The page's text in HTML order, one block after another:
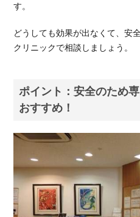
す。
どうしても効果が出なくて、安
クリニックで相談しましょう。
ポイント：安全のため
おすすめ！